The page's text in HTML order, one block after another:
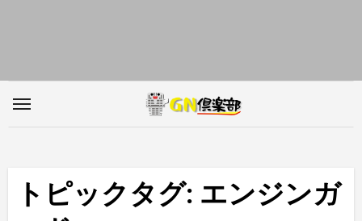
ス
トピックタグ: エンジンガ